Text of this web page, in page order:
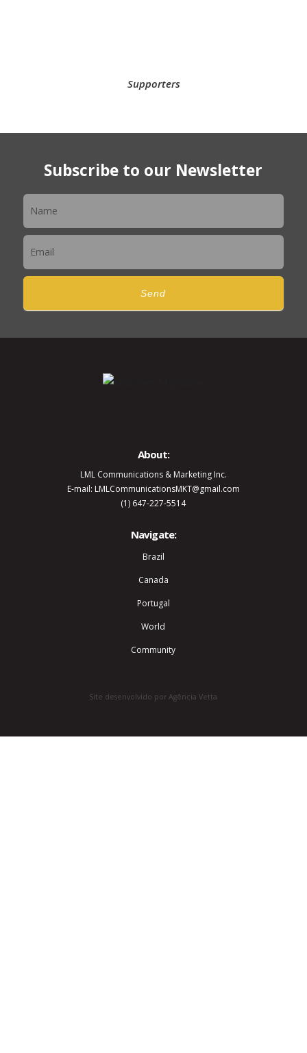
Supporters
Subscribe to our Newsletter
Send
About:
LML Communications & Marketing Inc.
E-mail: LMLCommunicationsMKT@gmail.com
(1) 647-227-5514
Navigate:
Brazil
Canada
Portugal
World
Community
Site desenvolvido por Agência Vetta